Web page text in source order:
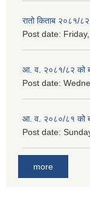
रातो किताब २०८१/८२
Post date:
आ. व. २०८१/८२ को
Post date:
आ. व. २०८०/८१ को
Post date:
more